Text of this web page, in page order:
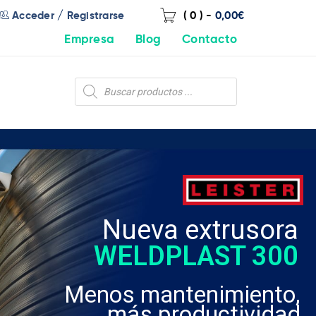
( 0 ) - 0,00€
Acceder/ Registrarse
Empresa Blog Contacto
Nueva extrusora
WELDPLAST 300
Menos mantenimiento,